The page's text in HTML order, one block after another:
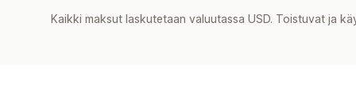
Kaikki maksut laskutetaan valuutassa USD. Toistuvat ja